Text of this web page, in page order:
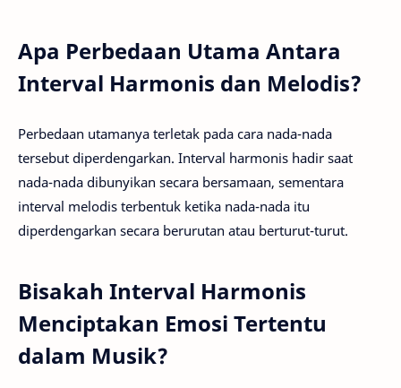
Apa Perbedaan Utama Antara
Interval Harmonis dan Melodis?
Perbedaan utamanya terletak pada cara nada-nada
tersebut diperdengarkan. Interval harmonis hadir saat
nada-nada dibunyikan secara bersamaan, sementara
interval melodis terbentuk ketika nada-nada itu
diperdengarkan secara berurutan atau berturut-turut.
Bisakah Interval Harmonis
Menciptakan Emosi Tertentu
dalam Musik?